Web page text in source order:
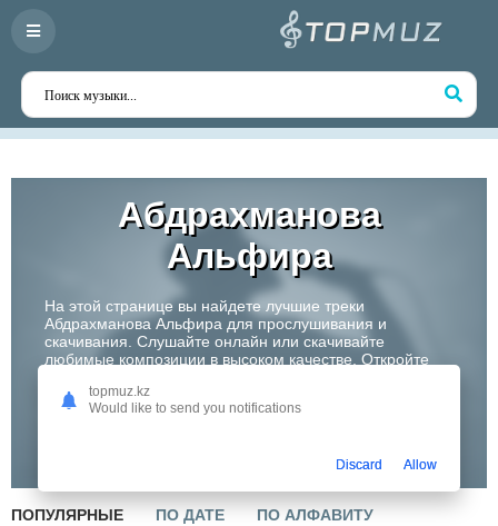
Абдрахманова
Альфира
На этой странице вы найдете лучшие треки
Абдрахманова Альфира для прослушивания и
скачивания. Слушайте онлайн или скачивайте
любимые композиции в высоком качестве. Откройте
артистов Казахстана!
ПОПУЛЯРНЫЕ ПО ДАТЕ ПО АЛФАВИТУ
topmuz.kz
Would like to send you notifications
Discard Allow